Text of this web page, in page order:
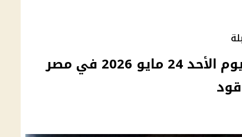
أسعار البنزين والسولار اليوم الأحد 24 مايو 2026 في مصر